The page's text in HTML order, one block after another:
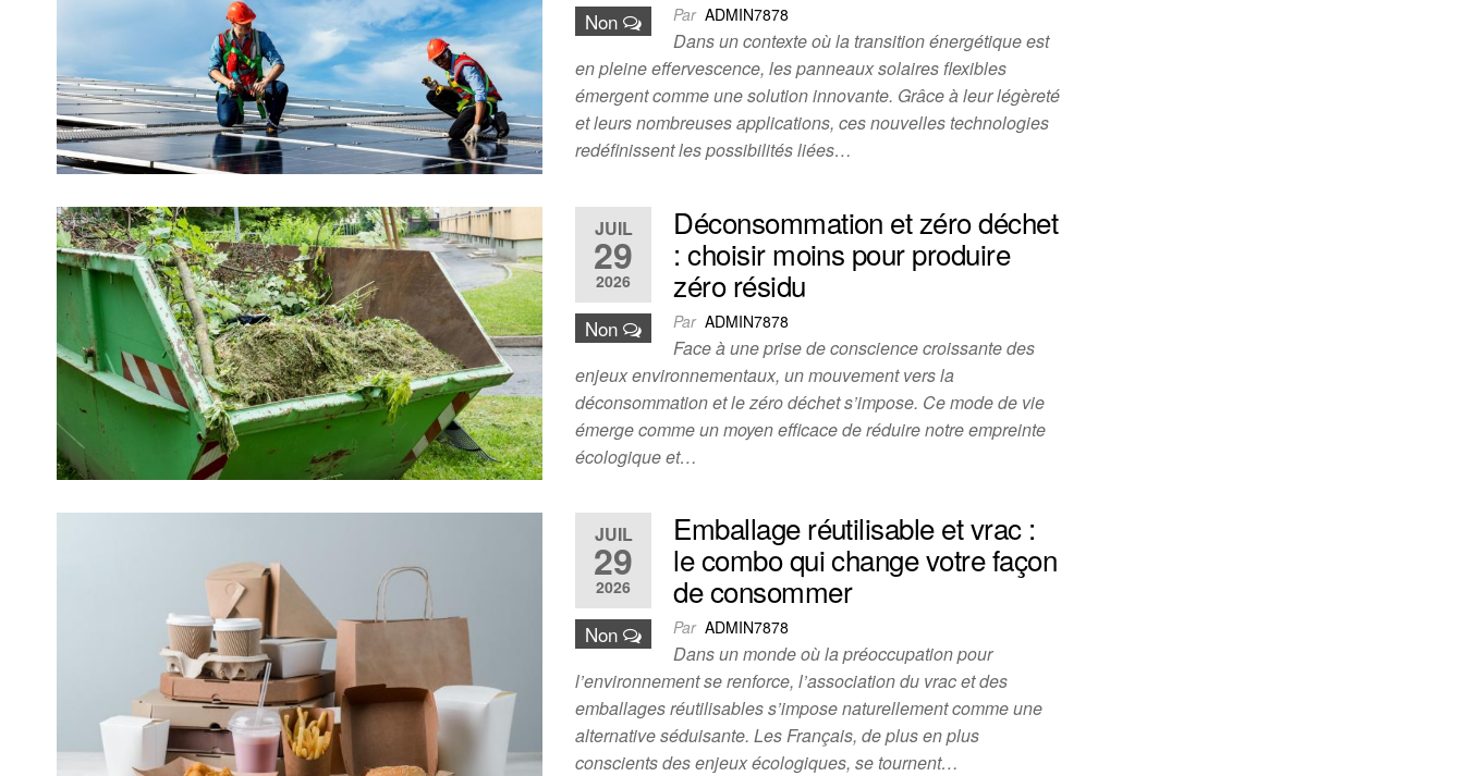
Non Par ADMIN7878
Dans un contexte où la transition énergétique est
en pleine effervescence, les panneaux solaires flexibles
émergent comme une solution innovante. Grâce à leur légèreté
et leurs nombreuses applications, ces nouvelles technologies
redéfinissent les possibilités liées…
JUIL
29
2026
Non
Déconsommation et zéro déchet
: choisir moins pour produire
zéro résidu
Par ADMIN7878
Face à une prise de conscience croissante des
enjeux environnementaux, un mouvement vers la
déconsommation et le zéro déchet s’impose. Ce mode de vie
émerge comme un moyen efficace de réduire notre empreinte
écologique et…
JUIL
29
2026
Non
Emballage réutilisable et vrac :
le combo qui change votre façon
de consommer
Par ADMIN7878
Dans un monde où la préoccupation pour
l’environnement se renforce, l’association du vrac et des
emballages réutilisables s’impose naturellement comme une
alternative séduisante. Les Français, de plus en plus
conscients des enjeux écologiques, se tournent…